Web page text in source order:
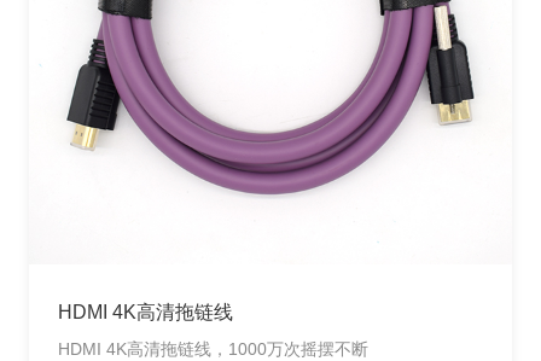
HDMI 4K高清拖链线
HDMI 4K高清拖链线，1000万次摇摆不断